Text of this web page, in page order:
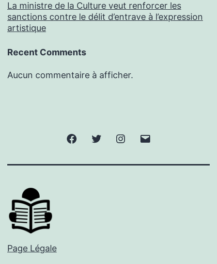
La ministre de la Culture veut renforcer les
sanctions contre le délit d’entrave à l’expression
artistique
Recent Comments
Aucun commentaire à afficher.
FacebookTwitter Instagram
Page Légale